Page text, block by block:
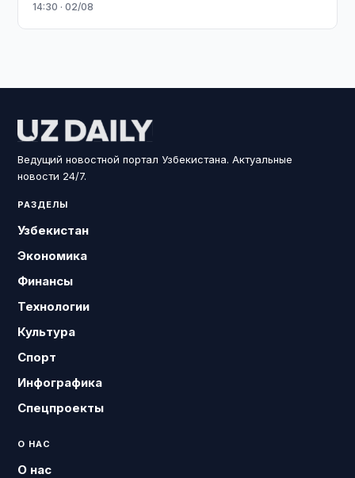
14:30 · 02/08
Ведущий новостной портал Узбекистана. Актуальные
новости 24/7.
РАЗДЕЛЫ
Узбекистан
Экономика
Финансы
Технологии
Культура
Спорт
Инфографика
Спецпроекты
О НАС
О нас